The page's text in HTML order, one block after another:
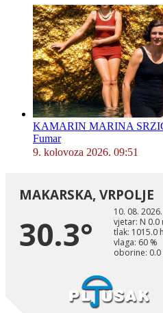
KAMARIN MARINA
Fumar
9. kolovoza 2026. 09:51